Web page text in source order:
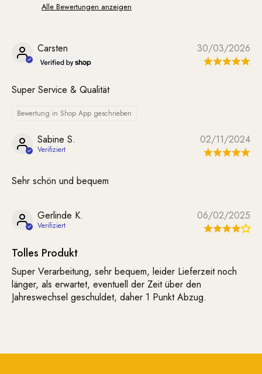
Alle Bewertungen anzeigen
30/03/2026
Carsten
Super Service & Qualität
Bewertung in Shop App geschrieben
02/11/2024
Sabine S.
Sehr schön und bequem
06/02/2025
Gerlinde K.
Tolles Produkt
Super Verarbeitung, sehr bequem, leider Lieferzeit noch
länger, als erwartet, eventuell der Zeit über den
Jahreswechsel geschuldet, daher 1 Punkt Abzug.